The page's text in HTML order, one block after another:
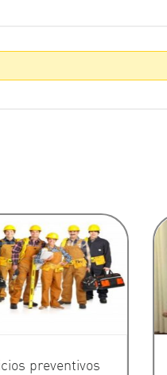
preventivos